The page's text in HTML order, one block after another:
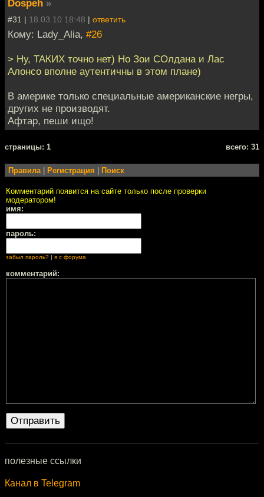
Dospeh »
#31 | 18.03.10 18:48 | ответить
Кому: Lady_Alia, #26
> Ну, ТАКИХ точно нет) Но Зои СОлдана и Лас
Алонсо вполне аутентичны в этом плане)
В америке только специальные американские негры,
других не производят.
Афтар, пеши ищо!
cтраницы: 1 всего: 31
Правила | Регистрация | Поиск
Комментарий появится на сайте только после проверки
модератором!
имя:
пароль:
забыл пароль? | я с форума
комментарий:
полезные ссылки
Канал в Telegram